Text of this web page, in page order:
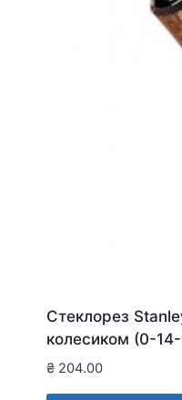
Стеклорез
колесиком (0-
₴ 204.00